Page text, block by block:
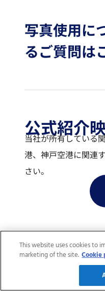
写真使用に
るご質問は
公式紹介
当社が所有している
港、神戸空港に関連
さい。
大阪フィ
This website uses cookies to
marketing of the site. Cookie